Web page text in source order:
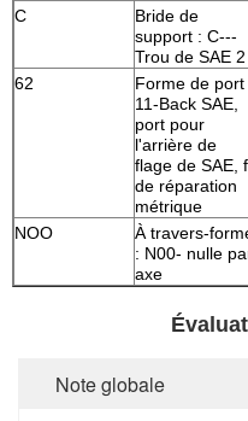
C
Bride de
support : C---
Trou de SAE 2
62
Forme de port
11-Back SAE,
port pour
l'arrière de
flage de SAE,
de réparation
métrique
NOO
À travers-
: N00- nulle
axe
Note globale